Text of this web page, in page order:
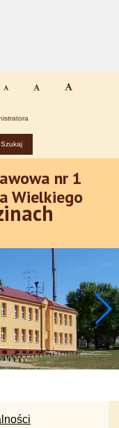
nr 1
Wielkiego